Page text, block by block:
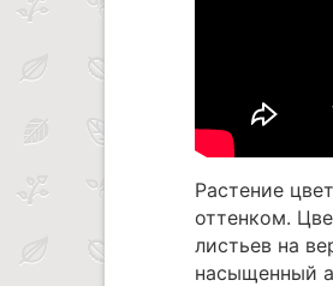
Растение
оттенком.
листьев на
насыщенный